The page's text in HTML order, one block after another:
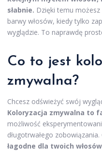
słabnie. Dzięki temu
barwy włosów, kiedy tylko
wyglądzie. To naprawdę
Co to jest
zmywalna?
Chcesz odświeżyć swój
Koloryzacja zmywalna to
możliwość
długotrwałego
łagodne dla twoich